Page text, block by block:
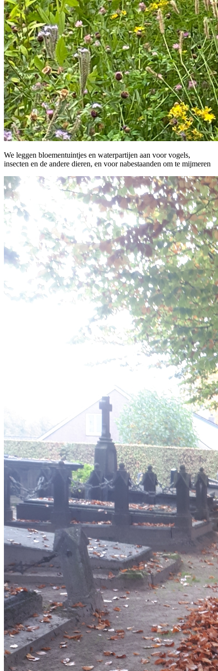
We leggen bloementuintjes en waterpartijen aan voor vogels,
insecten en de andere dieren, en voor nabestaanden om te mijmeren